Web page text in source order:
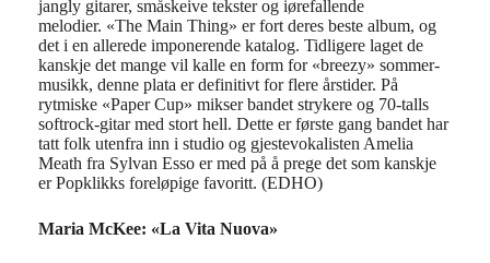
jangly gitarer, småskeive tekster og iørefallende
melodier. «The Main Thing» er fort deres beste album, og
det i en allerede imponerende katalog. Tidligere laget de
kanskje det mange vil kalle en form for «breezy» sommer-
musikk, denne plata er definitivt for flere årstider. På
rytmiske «Paper Cup» mikser bandet strykere og 70-talls
softrock-gitar med stort hell. Dette er første gang bandet har
tatt folk utenfra inn i studio og gjestevokalisten Amelia
Meath fra Sylvan Esso er med på å prege det som kanskje
erPopklikks foreløpige favoritt. (EDHO)
Maria McKee: «La Vita Nuova»